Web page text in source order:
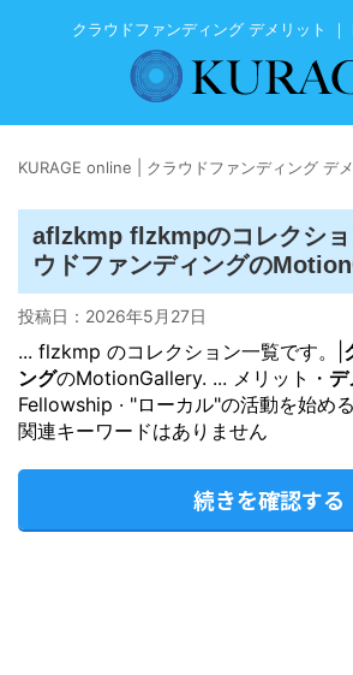
クラウドファンディング デメリット
KURAGE online | クラウドファンディング デ
aflzkmp flzkmpのコレクシ
ウドファンディングの
投稿日： 2026年5月27日
... flzkmp のコレクション一覧です。|
ングのMotionGallery. ... メリット・ デ
Fellowship · "ローカル"の活動を始め
関連キーワードはありません
続きを確認する